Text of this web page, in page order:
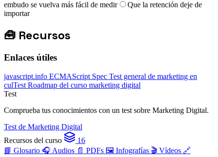
embudo se vuelva más fácil de medir
Que la retención deje de
importar
🧰 Recursos
Enlaces útiles
javascript.info ECMAScript Spec Test general de marketing en
culTest Roadmap del curso marketing digital
Test
Comprueba tus conocimientos con un test sobre Marketing Digital.
Test de Marketing Digital
Recursos del curso
16
📘 Glosario 🎧 Audios 📄 PDFs 🖼️ Infografías 🎬 Vídeos 🔗